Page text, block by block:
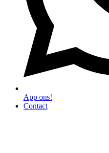
App ons!
Contact